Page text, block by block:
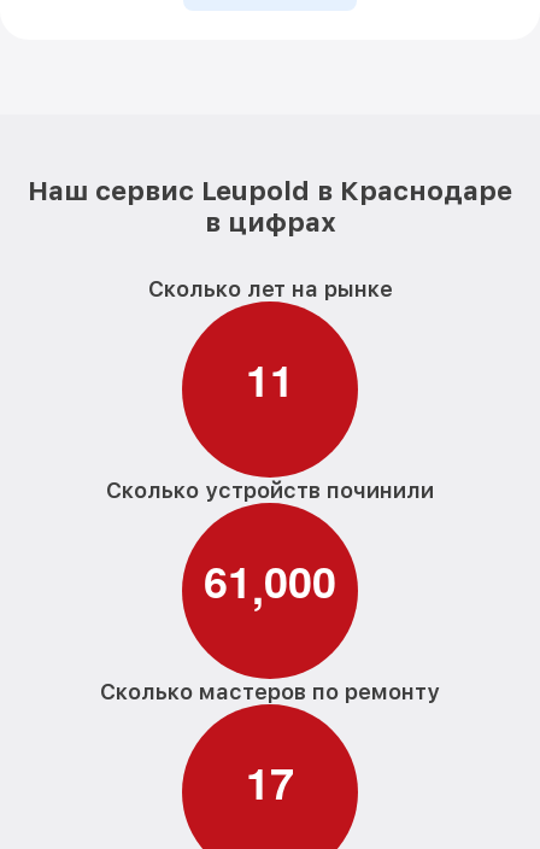
Наш сервис Leupold в Краснодаре
в цифрах
Сколько лет на рынке
11
Сколько устройств починили
61,000
Сколько мастеров по ремонту
17